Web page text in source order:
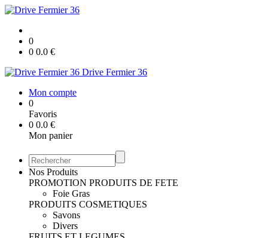
0
0 0.0 €
Drive Fermier 36
Mon compte
0
Favoris
0 0.0 €
Mon panier
Nos Produits
PROMOTION PRODUITS DE FETE
Foie Gras
PRODUITS COSMETIQUES
Savons
Divers